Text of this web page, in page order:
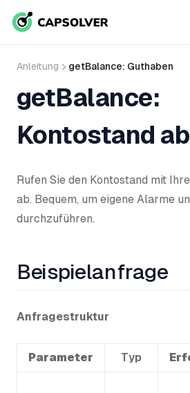
Anleitung getBalance: Guthaben
getBalance:
Kontostand
Rufen Sie den Kontostand mit
ab. Bequem, um eigene Alarme
durchzuführen.
Beispielanfrage
Anfragestruktur
Parameter Typ